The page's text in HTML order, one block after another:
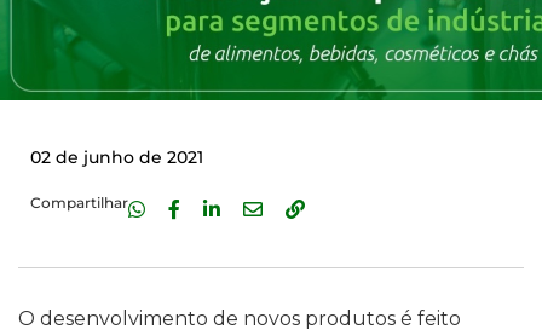
02 de junho de 2021
Compartilhar
O desenvolvimento de novos produtos é feito